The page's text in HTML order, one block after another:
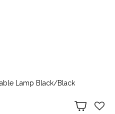
Lamp Black/Black